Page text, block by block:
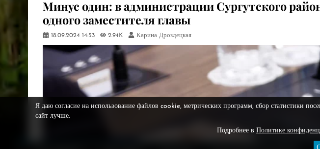
Минус один: в администрации Сургутского
одного заместителя главы
18.09.2024 14:53 2.94K Карина Дроздецкая
Я даю согласие на использование файлов cookie, метрических программ, сбор статистики
сайт лучше.
Подробнее в Политике